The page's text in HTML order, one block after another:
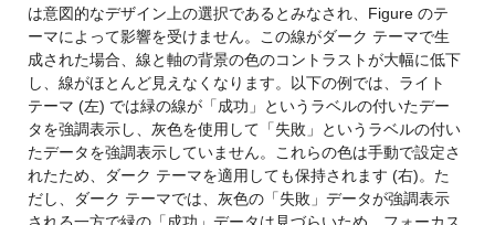
は意図的なデザイン上の選択であるとみなされ、Figure のテ
ーマによって影響を受けません。この線がダーク テーマで生
成された場合、線と軸の背景の色のコントラストが大幅に低下
し、線がほとんど見えなくなります。以下の例では、ライト
テーマ (左) では緑の線が「成功」というラベルの付いたデー
タを強調表示し、灰色を使用して「失敗」というラベルの付い
たデータを強調表示していません。これらの色は手動で設定さ
れたため、ダーク テーマを適用しても保持されます (右)。た
だし、ダーク テーマでは、灰色の「失敗」データが強調表示